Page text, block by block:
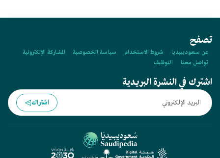
تصفح
عن سعوديبيديا شروط الاستخدام سياسة الخصوصية
المشاركة الإلكترونية
تواصل معنا
التوظيف
اشترك في النشرة البريدية
اشتراك